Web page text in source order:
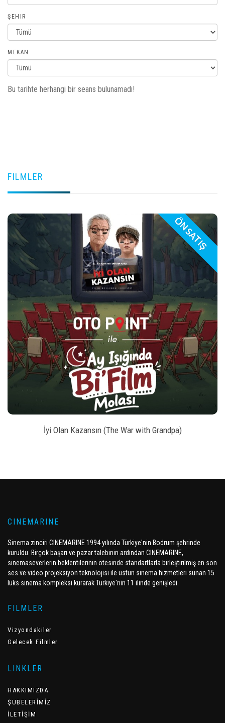
ŞEHIR
MEKAN
Bu tarihte herhangi bir seans bulunamadı!
FILMLER
play_arrow
style BILET SATIN AL
ÖN SATIŞ
İyi Olan Kazansın (The War with Grandpa)
CINEMARINE
Sinema zinciri CINEMARINE 1994 yılında Türkiye'nin Bodrum şehrinde
kuruldu. Birçok başarı ve pazar talebinin ardından CINEMARINE,
sinemaseverlerin beklentilerinin ötesinde standartlarla birleştirilmiş en son
ses ve video projeksiyon teknolojisi ile üstün sinema hizmetleri sunan 15
lüks sinema kompleksi kurarak Türkiye'nin 11 ilinde genişledi.
FILMLER
Vizyondakiler
Gelecek Filmler
LINKLER
HAKKIMIZDA
ŞUBELERİMİZ
İLETİŞİM